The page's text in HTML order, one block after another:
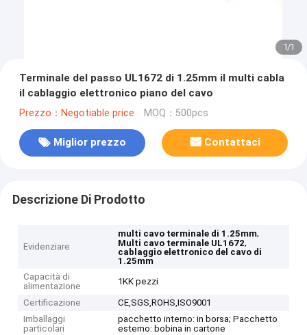
1/1
Terminale del passo UL1672 di 1.25mm il multi cabla
il cablaggio elettronico piano del cavo
Prezzo：Negotiable price MOQ：500pcs
Miglior prezzo Contattaci
Descrizione Di Prodotto
Evidenziare
multi cavo terminale di 1.25mm,
Multi cavo terminale UL1672,
cablaggio elettronico del cavo di
1.25mm
Capacità di
alimentazione
1KK pezzi
Certificazione
CE,SGS,ROHS,ISO9001
Imballaggi
particolari
pacchetto interno: in borsa; Pacchetto
esterno: bobina in cartone